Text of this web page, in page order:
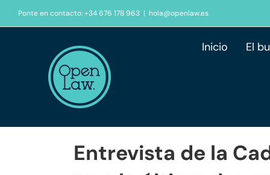
contenido
Ponte en contacto: +34 676 178 963 | hola@openlaw.es
Inicio El
Entrevista de la